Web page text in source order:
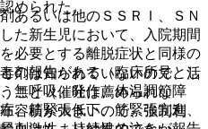
められた。
剤は知られていないので、活
こと（催吐は薦められな
容積が大きいので、強制利
あるいは他のＳＳＲＩ、ＳＮ
た新生児において、入院期間
必要とする離脱症状と同様の
の報告がある（臨床所見とし
無呼吸、発作、体温調節障
、筋緊張低下、筋緊張亢進、